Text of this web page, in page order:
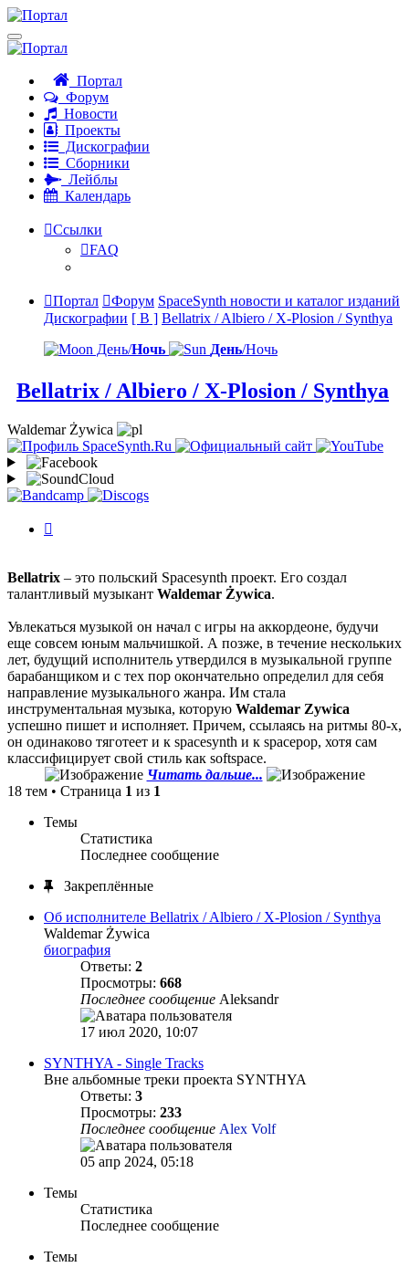
Портал
Форум
Новости
Проекты
Дискографии
Сборники
Лейблы
Календарь
Ссылки
FAQ
Портал Форум SpaceSynth новости и каталог изданий
Дискографии [ B ] Bellatrix / Albiero / X-Plosion / Synthya
День/Ночь День/Ночь
Bellatrix / Albiero / X-Plosion / Synthya
Waldemar Żywica
Bellatrix – это польский Spacesynth проект. Его создал
талантливый музыкант Waldemar Żywica.
Увлекаться музыкой он начал с игры на аккордеоне, будучи
еще совсем юным мальчишкой. А позже, в течение нескольких
лет, будущий исполнитель утвердился в музыкальной группе
барабанщиком и с тех пор окончательно определил для себя
направление музыкального жанра. Им стала
инструментальная музыка, которую Waldemar Zywica
успешно пишет и исполняет. Причем, ссылаясь на ритмы 80-х,
он одинаково тяготеет и к spacesynth и к spacepop, хотя сам
классифицирует свой стиль как softspace.
Читать дальше...
18 тем • Страница 1 из 1
Темы
Статистика
Последнее сообщение
Закреплённые
Об исполнителе Bellatrix / Albiero / X-Plosion / Synthya
Waldemar Żywica
биография
Ответы: 2
Просмотры: 668
Последнее сообщение Aleksandr
17 июл 2020, 10:07
SYNTHYA - Single Tracks
Вне альбомные треки проекта SYNTHYA
Ответы: 3
Просмотры: 233
Последнее сообщение Alex Volf
05 апр 2024, 05:18
Темы
Статистика
Последнее сообщение
Темы